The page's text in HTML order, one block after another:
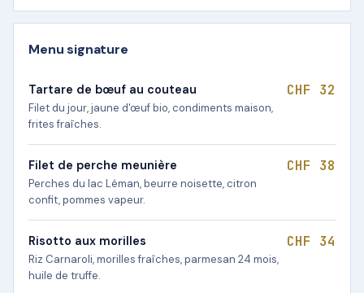
Menu signature
Tartare de bœuf au couteau
Filet du jour, jaune d'œuf bio, condiments maison,
frites fraîches.
CHF 32
Filet de perche meunière
Perches du lac Léman, beurre noisette, citron
confit, pommes vapeur.
CHF 38
Risotto aux morilles
Riz Carnaroli, morilles fraîches, parmesan 24 mois,
huile de truffe.
CHF 34